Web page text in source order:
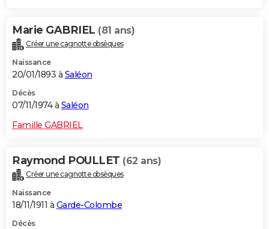
Marie GABRIEL (81 ans)
Créer une cagnotte obsèques
Naissance
20/01/1893 à Saléon
Décès
07/11/1974 à Saléon
Famille GABRIEL
Raymond POULLET (62 ans)
Créer une cagnotte obsèques
Naissance
18/11/1911 à Garde-Colombe
Décès